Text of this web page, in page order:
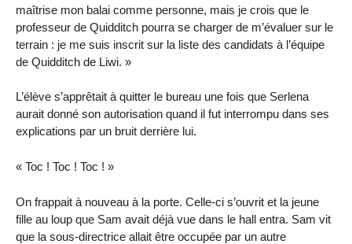
maîtrise mon balai comme personne, mais je crois que le
professeur de Quidditch pourra se charger de m’évaluer sur le
terrain : je me suis inscrit sur la liste des candidats à l’équipe
de Quidditch de Liwi. »
L’élève s’apprêtait à quitter le bureau une fois que Serlena
aurait donné son autorisation quand il fut interrompu dans ses
explications par un bruit derrière lui.
« Toc ! Toc ! Toc ! »
On frappait à nouveau à la porte. Celle-ci s’ouvrit et la jeune
fille au loup que Sam avait déjà vue dans le hall entra. Sam vit
que la sous-directrice allait être occupée par un autre